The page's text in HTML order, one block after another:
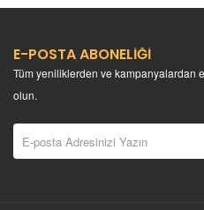
E-POSTA ABONELİĞİ
Tüm yeniliklerden ve kampanyalardan
olun.